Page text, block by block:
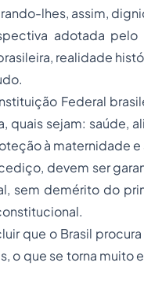
lhes, assim,
adotada
realidade
Federal
quais sejam: saúde,
à maternidade
devem ser
sem demérito do
que o Brasil
o que se torna